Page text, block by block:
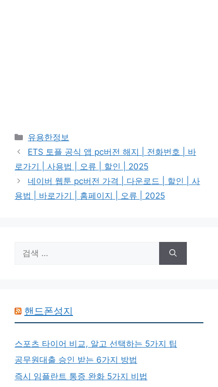
카
테
리
유용한정보
ETS 토플 공식 앱 pc버전 해지 | 전화번호 | 바
로가기 | 사용법 | 오류 | 할인 | 2025
네이버 웹툰 pc버전 가격 | 다운로드 | 할인 | 사
용법 | 바로가기 | 홈페이지 | 오류 | 2025
색:
핸드폰성지
스포츠 타이어 비교, 알고 선택하는 5가지 팁
공무원대출 승인 받는 6가지 방법
즉시 임플란트 통증 완화 5가지 비법